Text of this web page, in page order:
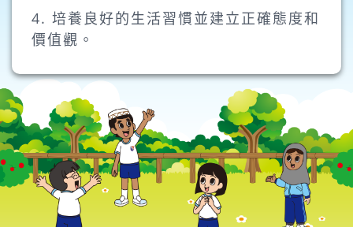
4. 培養良好的生活習慣並建立正確態度和
價值觀。